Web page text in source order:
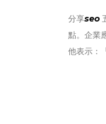
分享seo
點。企業
他表示：